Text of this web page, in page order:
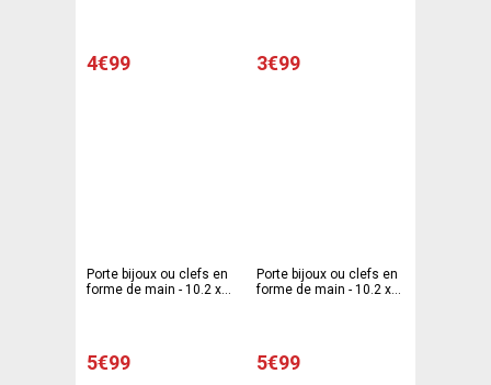
4€99 3€99
Porte bijoux ou clefs en
forme de main - 10.2 x
5€99
Porte bijoux ou clefs en
forme de main - 10.2 x
5€99